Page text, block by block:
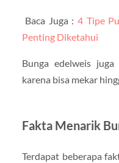
Baca Juga : 4 Tipe
Penting Diketahui
Bunga edelweis
karena bisa mekar
Fakta Menarik
Terdapat beberapa